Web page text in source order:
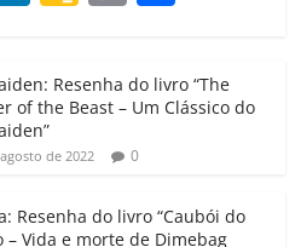
at
e
dI
gl
e
Cl
a
p
y
Li
k
m
p
h
Resenha do livro “The
of the Beast – Um Clássico do
de 2022 0
Resenha do livro “Caubói do
– Vida e morte de Dimebag